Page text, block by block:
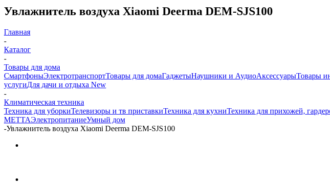
Увлажнитель воздуха Xiaomi Deerma DEM-SJS100
Главная
-
Каталог
-
Товары для дома
СмартфоныЭлектротранспортТовары для домаГаджетыНаушники и АудиоАксессуарыТовары
услугиДля дачи и отдыха New
-
Климатическая техника
Техника для уборкиТелевизоры и тв приставкиТехника для кухниТехника для прихожей,
METTAЭлектропитаниеУмный дом
-Увлажнитель воздуха Xiaomi Deerma DEM-SJS100